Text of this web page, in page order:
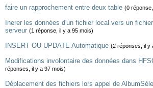
faire un rapprochement entre deux table (0
Inerer les données d'un fichier local vers un
serveur (1 réponse, il y a 95 mois)
INSERT OU UPDATE Automatique (2 réponses, il y
Modifications involontaire des données dans
réponses, il y a 97 mois)
Déplacement des fichiers lors appel de